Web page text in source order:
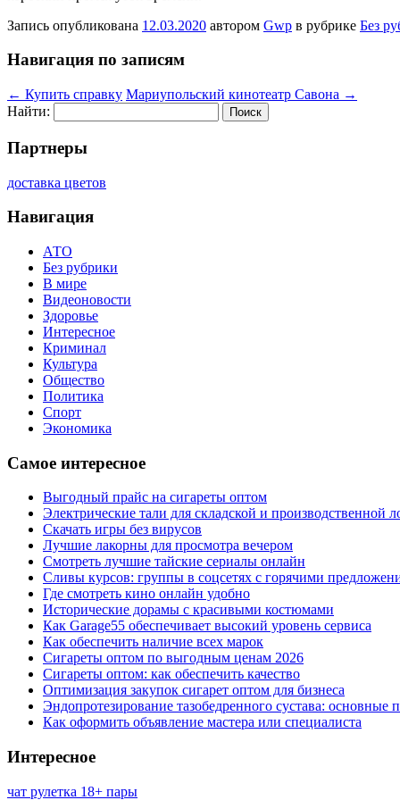
Запись опубликована 12.03.2020 автором Gwp в рубрике Без
Навигация по записям
← Купить справку Мариупольский кинотеатр Савона →
Найти:
Партнеры
доставка цветов
Навигация
АТО
Без рубрики
В мире
Видеоновости
Здоровье
Интересное
Криминал
Культура
Общество
Политика
Спорт
Экономика
Самое интересное
Выгодный прайс на сигареты оптом
Электрические тали для складской и производственной
Скачать игры без вирусов
Лучшие лакорны для просмотра вечером
Смотреть лучшие тайские сериалы онлайн
Сливы курсов: группы в соцсетях с горячими
Где смотреть кино онлайн удобно
Исторические дорамы с красивыми костюмами
Как Garage55 обеспечивает высокий уровень сервиса
Как обеспечить наличие всех марок
Сигареты оптом по выгодным ценам 2026
Сигареты оптом: как обеспечить качество
Оптимизация закупок сигарет оптом для бизнеса
Эндопротезирование тазобедренного сустава: основные
Как оформить объявление мастера или специалиста
Интересное
чат рулетка 18+ пары